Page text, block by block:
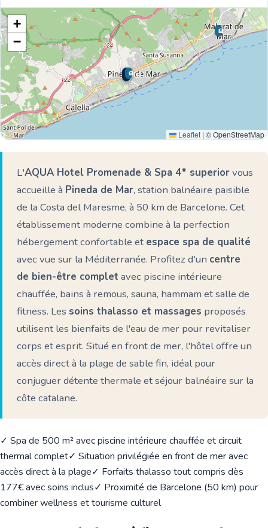
🌊 Ici
🏨
🏨
🏨
+
−
Leaflet | © OpenStreetMap
L'AQUA Hotel Promenade & Spa 4* superiorvous
accueille à Pineda de Mar, station balnéaire paisible
de la Costa del Maresme, à 50 km de Barcelone. Cet
établissement moderne combine à la perfection
hébergement confortable et espace spa de qualité
avec vue sur la Méditerranée. Profitez d'un centre
de bien-être complet avec piscine intérieure
chauffée, bains à remous, sauna, hammam et salle de
fitness. Les soins thalasso et massages proposés
utilisent les bienfaits de l'eau de mer pour revitaliser
corps et esprit. Situé en front de mer, l'hôtel offre un
accès direct à la plage de sable fin, idéal pour
conjuguer détente thermale et séjour balnéaire sur la
côte catalane.
✓ Spa de 500 m² avec piscine intérieure chauffée et circuit
thermal complet✓ Situation privilégiée en front de mer avec
accès direct à la plage✓ Forfaits thalasso tout compris dès
177€ avec soins inclus✓ Proximité de Barcelone (50 km) pour
combiner wellness et tourisme culturel